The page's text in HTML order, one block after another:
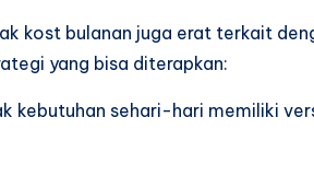
kost bulanan juga erat terkait
yang bisa diterapkan:
kebutuhan sehari-hari memiliki